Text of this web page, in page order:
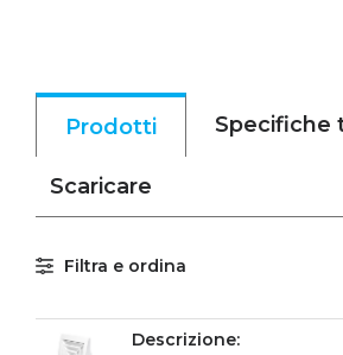
Prodotti Specifiche
Scaricare
Filtra e ordina